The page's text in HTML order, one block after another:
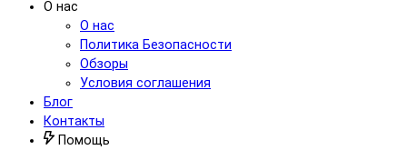
О нас
О нас
Политика Безопасности
Обзоры
Условия соглашения
Блог
Контакты
Помощь